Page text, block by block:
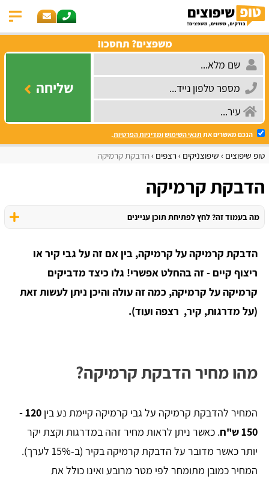
משפצים? תחסכו!
שליחה
הנכם מאשרים את תנאי השימושומדיניות הפרטיות.
טופ שיפוצים שיפוצניקים רצפים הדבקת קרמיקה
הדבקת קרמיקה
מה בעמוד זה? לחץ לפתיחת תוכן עניינים
הדבקת קרמיקה על קרמיקה, בין אם זה על גבי קיר או
ריצוף קיים - זה בהחלט אפשרי! גלו כיצד מדביקים
קרמיקה על קרמיקה, כמה זה עולה והיכן ניתן לעשות זאת
(על מדרגות, קיר, רצפה ועוד).
מהו מחיר הדבקת קרמיקה?
המחיר להדבקת קרמיקה על גבי קרמיקה קיימת נע בין
120 -
150 ש"ח
. כאשר ניתן לראות מחיר זהה במדרגות וקצת יקר
יותר כאשר מדובר על הדבקת קרמיקה בקיר (ב-15% לערך).
המחיר כמובן מתומחר לפי מטר מרובע ואינו כולל את